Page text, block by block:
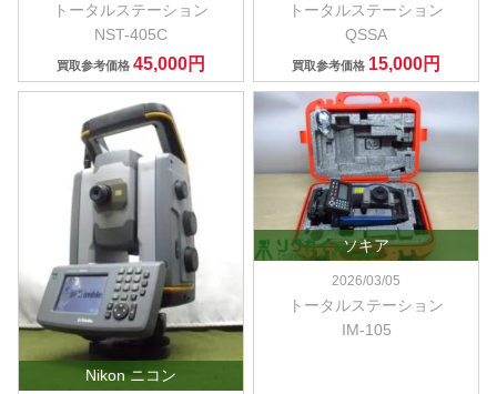
トータルステーション
NST-405C
買取参考価格 45,000円
トータルステーション
QSSA
買取参考価格 15,000円
Nikon ニコン
ソキア
2026/03/05
トータルステーション
IM-105